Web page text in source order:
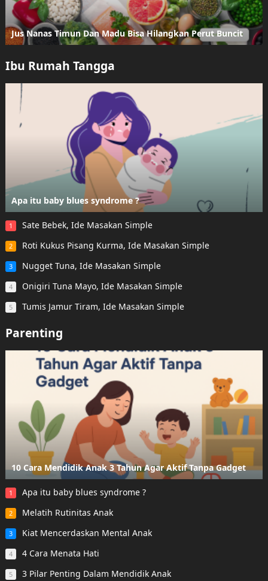
Jus Nanas Timun Dan Madu Bisa Hilangkan Perut Buncit
Ibu Rumah Tangga
Apa itu baby blues syndrome ?
1 Sate Bebek, Ide Masakan Simple
2 Roti Kukus Pisang Kurma, Ide Masakan Simple
3 Nugget Tuna, Ide Masakan Simple
4 Onigiri Tuna Mayo, Ide Masakan Simple
5 Tumis Jamur Tiram, Ide Masakan Simple
Parenting
10 Cara Mendidik Anak 3 Tahun Agar Aktif Tanpa Gadget
1 Apa itu baby blues syndrome ?
2 Melatih Rutinitas Anak
3 Kiat Mencerdaskan Mental Anak
4 4 Cara Menata Hati
5 3 Pilar Penting Dalam Mendidik Anak